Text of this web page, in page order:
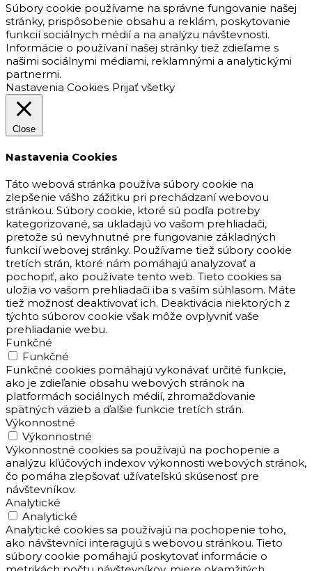
Súbory cookie používame na správne fungovanie našej
stránky, prispôsobenie obsahu a reklám, poskytovanie
funkcií sociálnych médií a na analýzu návštevnosti.
Informácie o používaní našej stránky tiež zdieľame s
našimi sociálnymi médiami, reklamnými a analytickými
partnermi.
Nastavenia Cookies Prijať všetky
Close
Nastavenia Cookies
Táto webová stránka používa súbory cookie na
zlepšenie vášho zážitku pri prechádzaní webovou
stránkou. Súbory cookie, ktoré sú podľa potreby
kategorizované, sa ukladajú vo vašom prehliadači,
pretože sú nevyhnutné pre fungovanie základných
funkcií webovej stránky. Používame tiež súbory cookie
tretích strán, ktoré nám pomáhajú analyzovať a
pochopiť, ako používate tento web. Tieto cookies sa
uložia vo vašom prehliadači iba s vaším súhlasom. Máte
tiež možnosť deaktivovať ich. Deaktivácia niektorých z
týchto súborov cookie však môže ovplyvniť vaše
prehliadanie webu.
Funkčné
Funkčné
Funkčné cookies pomáhajú vykonávať určité funkcie,
ako je zdieľanie obsahu webových stránok na
platformách sociálnych médií, zhromažďovanie
spätných väzieb a ďalšie funkcie tretích strán.
Výkonnostné
Výkonnostné
Výkonnostné cookies sa používajú na pochopenie a
analýzu kľúčových indexov výkonnosti webových stránok,
čo pomáha zlepšovať užívateľskú skúsenosť pre
návštevníkov.
Analytické
Analytické
Analytické cookies sa používajú na pochopenie toho,
ako návštevníci interagujú s webovou stránkou. Tieto
súbory cookie pomáhajú poskytovať informácie o